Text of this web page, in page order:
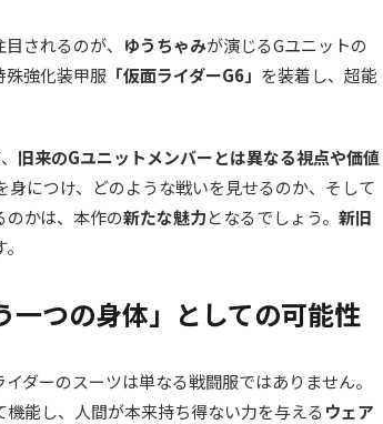
されるのが、 ゆうちゃみが演じるGユニットの
殊強化装甲服 「仮面ライダーG6」 を装着し、超能
旧来のGユニットメンバーとは異なる視点や価値
につけ、どのような戦いを見せるのか、そして
かは、本作の新たな魅力となるでしょう。 新旧
一つの身体」としての可能性
ダーのスーツは単なる戦闘服ではありません。
機能し、人間が本来持ち得ない力を与える ウェア